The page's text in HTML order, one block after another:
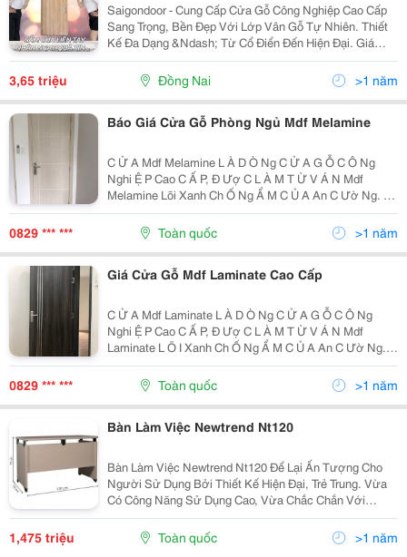
Saigondoor - Cung Cấp Cửa Gỗ Công Nghiệp Cao Cấp
Sang Trọng, Bền Đẹp Với Lớp Vân Gỗ Tự Nhiên. Thiết
Kế Đa Dạng &Ndash; Từ Cổ Điển Đến Hiện Đại. Giá
Thành Hợp Lý, Nhiều Ưu Đãi Hấp Dẫn. Thi Công Nhanh,
Bảo Trì Dài Hạn. Saigondoor &Ndash;...
3,65 triệu Đồng Nai >1 năm
Báo Giá Cửa Gỗ Phòng Ngủ Mdf Melamine
C Ử A Mdf Melamine L À D Ò Ng C Ử A G Ỗ C Ô Ng
Nghi Ệ P Cao C Ấ P, Đ Ượ C L À M T Ừ V Á N Mdf
Melamine Lõi Xanh Ch Ố Ng Ẩ M C Ủ A An C Ườ Ng. V Ì
V Ậ Y, R Ấ T Đ A D Ạ Ng M À U S Ắ C, Kh Ả N Ă Ng Ch
Ố Ng Ẩ M T Ố T H Ơ N Nh Ữ Ng Lo Ạ I V Á N G Ỗ C Ô
0829 *** *** Toàn quốc >1 năm
Giá Cửa Gỗ Mdf Laminate Cao Cấp
C Ử A Mdf Laminate L À D Ò Ng C Ử A G Ỗ C Ô Ng
Nghi Ệ P Cao C Ấ P, Đ Ượ C L À M T Ừ V Á N Mdf
Laminate L Õ I Xanh Ch Ố Ng Ẩ M C Ủ A An C Ườ Ng. V
Ớ I H À Ng Tr Ă M M À U S Ắ C V Â N G Ỗ Đ Ộ C L Ạ ,
Kh Ả N Ă Ng Ch Ố Ng Ẩ M, Ch Ố Ng Tr Ầ Y X Ướ C T
0829 *** *** Toàn quốc >1 năm
Bàn Làm Việc Newtrend Nt120
Bàn Làm Việc Newtrend Nt120 Để Lại Ấn Tượng Cho
Người Sử Dụng Bởi Thiết Kế Hiện Đại, Trẻ Trung. Vừa
Có Công Năng Sử Dụng Cao, Vừa Chắc Chắn Với
Khung Gỗ Công Nghiệp Cao Cấp, Chịu Được Trọng Tải
Không...
1,475 triệu Toàn quốc >1 năm